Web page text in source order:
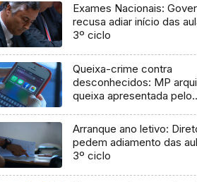
Exames Nacionais:
recusa adiar início das
3º ciclo
Queixa-crime contra
desconhecidos: MP
queixa apresentada pelo
Arranque ano letivo:
pedem adiamento das
3º ciclo